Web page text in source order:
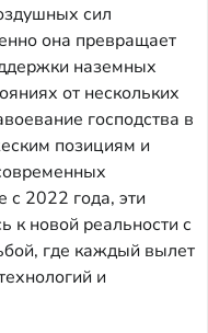
сил
она превращает
наземных
от нескольких
господства в
позициям и
с 2022 года, эти
к новой реальности с
где каждый вылет
и